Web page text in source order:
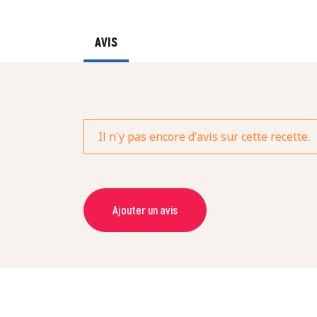
AVIS
Il n'y pas encore d'avis sur cette recette.
Ajouter un avis
NOM *